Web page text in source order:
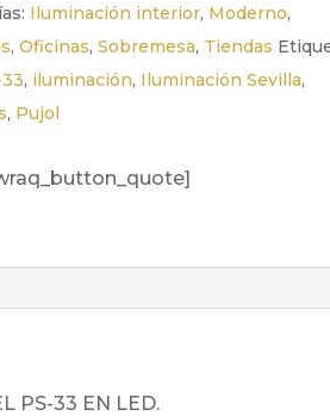
Iluminación interior, Moderno,
, Oficinas, Sobremesa, Tiendas
, iluminación, Iluminación Sevilla,
, Pujol
PS-33 EN LED.